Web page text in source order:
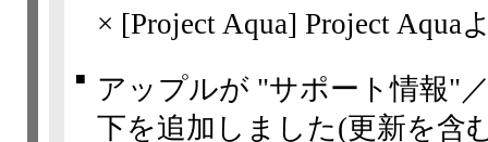
× [Project Aqua] Project Aqua
■
アップルが "サポート情報"
下を追加しました(更新を含